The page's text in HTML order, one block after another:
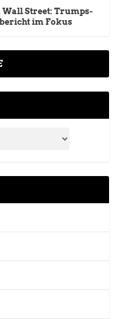
Street: Trumps-
im Fokus